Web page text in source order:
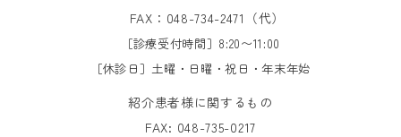
FAX：048-734-2471（代）
［診療受付時間］8:20〜11:00
［休診日］土曜・日曜・祝日・年末年始
紹介患者様に関するもの
FAX: 048-735-0217